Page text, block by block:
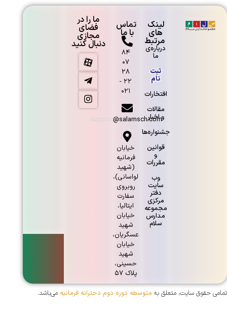
لینک
های
مرتبط
درباره‌ی
ما
ثبت
نام
افتخارات
مقالات
و اخبار
جشنواره‌ها
قوانین
و
مقررات
وب
سایت
دفتر
مرکزی
مجموعه
مدارس
سلام
تماس
با ما
۸۴
۰۷
۲۸
۲۲ -
۰۲۱
support@salamsch.com
خيابان
فرمانيه
(شهيد
لواسانی)،
روبروی
سفارت
ايتاليا،
خيابان
شهيد
عسگريان،
خيابان
شهيد
حسينی،
پلاک ۵۷
ما را در
فضای
مجازی
دنبال کنید
تمامی حقوق سایت، متعلق به متوسطه دوره دوم دحترانه فرمانیه می‌باشد.